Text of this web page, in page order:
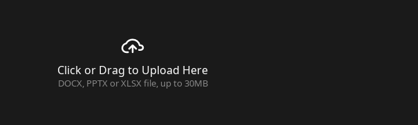
Click or Drag to Upload Here
DOCX, PPTX or XLSX file, up to 30MB